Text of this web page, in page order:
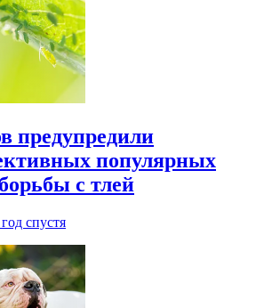
предупредили
популярных
с тлей
спустя